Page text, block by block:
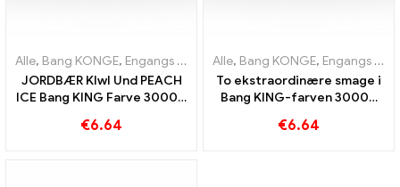
Alle, Bang KONGE, Engangs e-cigaretter Litauen ,Engangs e-
JORDBÆR KIwI Und PEACH
ICE Bang KING Farve 30000
Cigarette - Dual Flavor for
€6.64
Alle, Bang KONGE, Engangs e-cigaretter Litauen
To ekstraordinære smage i
Bang KING-farven 30000
Hindbær blandet og
€6.64